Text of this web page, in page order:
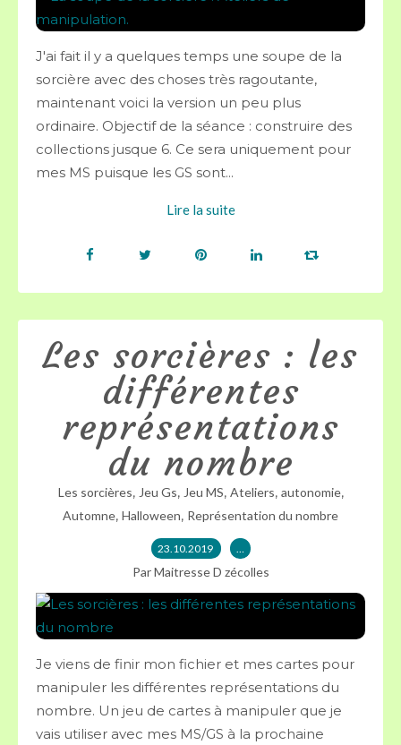
J'ai fait il y a quelques temps une soupe de la
sorcière avec des choses très ragoutante,
maintenant voici la version un peu plus
ordinaire. Objectif de la séance : construire des
collections jusque 6. Ce sera uniquement pour
mes MS puisque les GS sont...
Lire la suite
Les sorcières : les
différentes
représentations
du nombre
Les sorcières, Jeu Gs, Jeu MS, Ateliers, autonomie,
Automne, Halloween, Représentation du nombre
23.10.2019 …
Par Maitresse D zécolles
Je viens de finir mon fichier et mes cartes pour
manipuler les différentes représentations du
nombre. Un jeu de cartes à manipuler que je
vais utiliser avec mes MS/GS à la prochaine